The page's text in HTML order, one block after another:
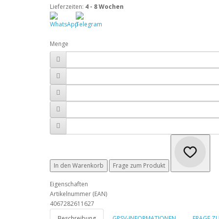
Lieferzeiten: 4 - 8 Wochen
Menge
In den Warenkorb Frage zum Produkt
Eigenschaften
Artikelnummer (EAN)
4067282611627